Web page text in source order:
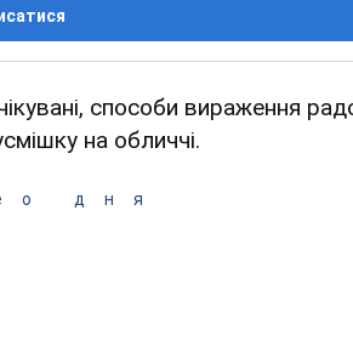
способи вираження
на обличчі.
дня